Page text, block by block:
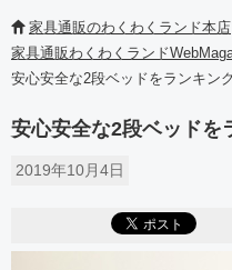
家具通販のわくわくランド本店
家具通販わくわくランド
安心安全な2段ベッドをランキン
安心安全な2段ベッドを
2019年10月4日